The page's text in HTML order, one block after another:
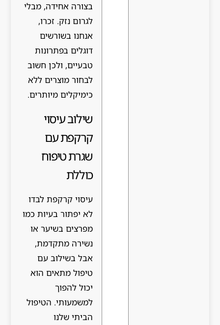
בצורה אחידה, מבלי
לגרום נזק. זכרו,
אנחנו בשורשים
דוגלים בפתרונות
טבעיים, ולכן חשוב
לבחור מוצרים ללא
כימיקלים מיותרים.
שילוב עיסוי
קרקפת עם
שגרת טיפוח
כוללת
עיסוי קרקפת לבדו
לא יפתור בעיות כמו
מפרצים בשיער או
נשירה מתקדמת,
אבל בשילוב עם
טיפול מתאים הוא
יכול להפוך
למשמעותי. הטיפול
הביתי שלנו